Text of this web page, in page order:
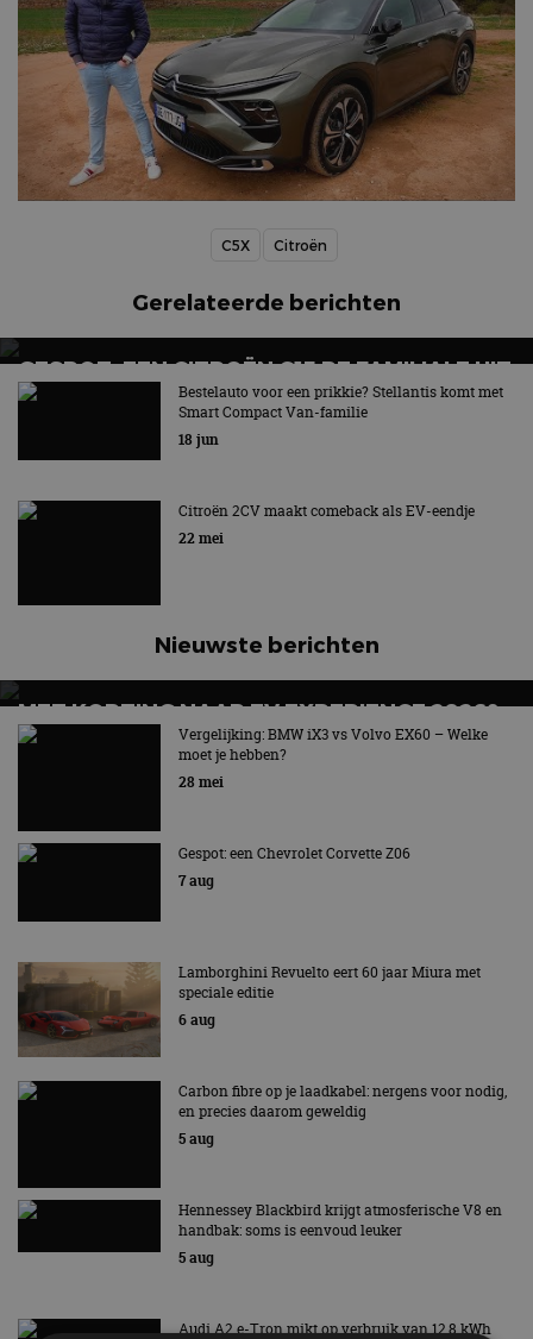
C5X Citroën
Gerelateerde berichten
GESPOT: EEN CITROËN C15 RE FAMILIALE UIT
1995
Voorloper van de MPV + bonusspot
Bestelauto voor een prikkie? Stellantis komt met
Smart Compact Van-familie
18 jun
Citroën 2CV maakt comeback als EV-eendje
22 mei
Nieuwste berichten
MET KORTING NAAR EV EXPERIENCE 2026?
AUTORAI REGELT HET!
EV Experience 2026 van 24 tot 26 september
Vergelijking: BMW iX3 vs Volvo EX60 – Welke
moet je hebben?
28 mei
Gespot: een Chevrolet Corvette Z06
7 aug
Lamborghini Revuelto eert 60 jaar Miura met
speciale editie
6 aug
Carbon fibre op je laadkabel: nergens voor nodig,
en precies daarom geweldig
5 aug
Hennessey Blackbird krijgt atmosferische V8 en
handbak: soms is eenvoud leuker
5 aug
Audi A2 e-Tron mikt op verbruik van 12,8 kWh